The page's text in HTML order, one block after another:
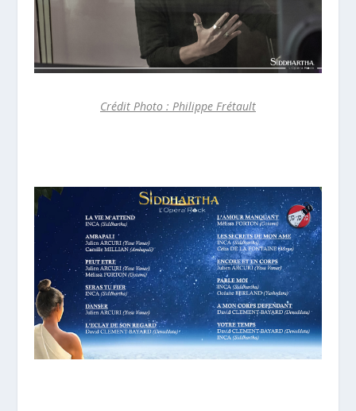
Crédit Photo : Philippe Frétault